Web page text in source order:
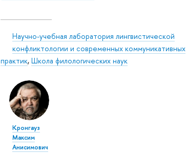
Научно-учебная лаборатория лингвистической
конфликтологии и современных коммуникативных
практик,Школа филологических наук
Кронгауз
Максим
Анисимович